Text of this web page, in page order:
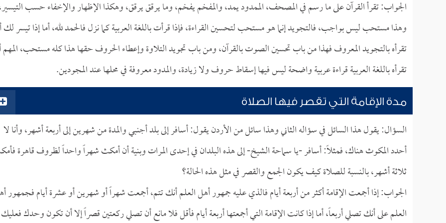
الجواب: تقرأ القرآن على ما رسم في المصحف، الممدود يمد، والمفخم يفخم، وما يرقق يرقق، وهكذا الإظهار والإخفاء حسب
وهذا مستحب ليس بواجب، فالتجويد إنما هو مستحب لتحسين القراءة، فإذا قرأت باللغة العربية كما نزل فالحمد لله، أما إذا تيسر لك
تقرأه بالتجويد المعروف فهذا من باب تحسين الصوت بالقرآن، ومن باب تجويد التلاوة وإعطاء الحروف حقها هذا كله مستحب، المهم
تقرأه باللغة العربية قراءة عربية واضحة ليس فيها إسقاط حروف ولا زيادة، والمدود معروفة في محلها عند المجودين.
مدة الإقامة التي تقصر فيها الصلاة
السؤال: يقول هذا السائل في سؤاله الثاني وهذا سائل من الأردن يقول: أسافر إلى بلد أجنبي والمدة من شهرين إلى أربعة أشهر، وأنا لا
أحدد المكوث هناك، فمثلاً: أسافر -يا سماحة الشيخ- إلى هذه البلدان في إحدى المرات وبنية أن أمكث شهراً واحداً لظروف قاهرة
ثلاثة أشهر، بالنسبة للصلاة كيف يكون الجمع والقصر في مثل هذه الحالة؟
الجواب: إذا أجمعت الإقامة أكثر من أربعة أيام فالذي عليه جمهور أهل العلم أنك تتم، أجمعت شهراً أو شهرين أو عشرة أيام فجمهور
العلم على أنك تصلي أربعاً، أما إذا كانت الإقامة التي أجمعتها أربعة أيام فأقل فلا مانع أن تصلي ركعتين قصراً إلا أن تكون وحدك